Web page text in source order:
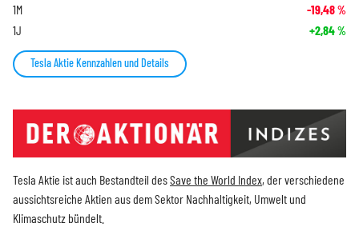
1M -19,48%
1J +2,84%
Tesla Aktie Kennzahlen und Details
Tesla Aktie ist auch Bestandteil desSave the World Index, der verschiedene
aussichtsreiche Aktien aus dem Sektor Nachhaltigkeit, Umwelt und
Klimaschutz bündelt.